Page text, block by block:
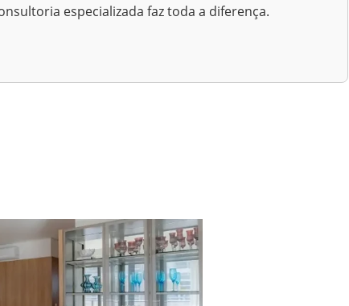
especializada faz toda a diferença.